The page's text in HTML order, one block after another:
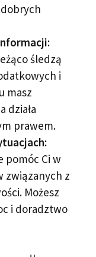
śledzą
i
masz
działa
prawem.
pomóc Ci w
związanych z
Możesz
i doradztwo